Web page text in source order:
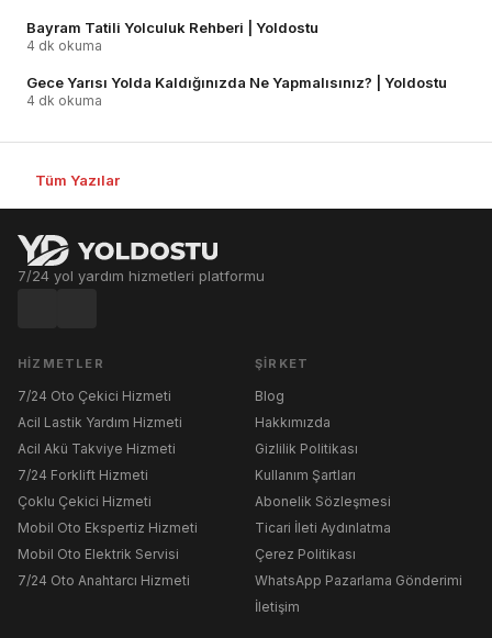
Bayram Tatili Yolculuk Rehberi | Yoldostu
4 dk okuma
Gece Yarısı Yolda Kaldığınızda Ne Yapmalısınız? | Yoldostu
4 dk okuma
Tüm Yazılar
7/24 yol yardım hizmetleri platformu
HIZMETLER
7/24 Oto Çekici Hizmeti
Acil Lastik Yardım Hizmeti
Acil Akü Takviye Hizmeti
7/24 Forklift Hizmeti
Çoklu Çekici Hizmeti
Mobil Oto Ekspertiz Hizmeti
Mobil Oto Elektrik Servisi
7/24 Oto Anahtarcı Hizmeti
ŞIRKET
Blog
Hakkımızda
Gizlilik Politikası
Kullanım Şartları
Abonelik Sözleşmesi
Ticari İleti Aydınlatma
Çerez Politikası
WhatsApp Pazarlama Gönderimi
İletişim